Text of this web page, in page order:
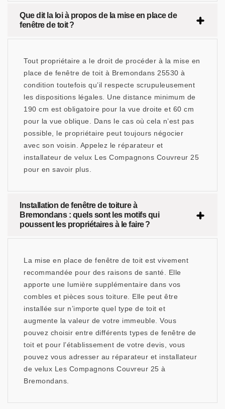
Que dit la loi à propos de la mise en place de
fenêtre de toit ?
Tout propriétaire a le droit de procéder à la mise en
place de fenêtre de toit à Bremondans 25530 à
condition toutefois qu’il respecte scrupuleusement
les dispositions légales. Une distance minimum de
190 cm est obligatoire pour la vue droite et 60 cm
pour la vue oblique. Dans le cas où cela n’est pas
possible, le propriétaire peut toujours négocier
avec son voisin. Appelez le réparateur et
installateur de velux Les Compagnons Couvreur 25
pour en savoir plus.
Installation de fenêtre de toiture à
Bremondans : quels sont les motifs qui
poussent les propriétaires à le faire ?
La mise en place de fenêtre de toit est vivement
recommandée pour des raisons de santé. Elle
apporte une lumière supplémentaire dans vos
combles et pièces sous toiture. Elle peut être
installée sur n’importe quel type de toit et
augmente la valeur de votre immeuble. Vous
pouvez choisir entre différents types de fenêtre de
toit et pour l’établissement de votre devis, vous
pouvez vous adresser au réparateur et installateur
de velux Les Compagnons Couvreur 25 à
Bremondans.